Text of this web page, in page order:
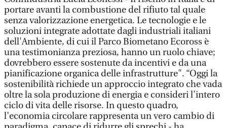
portare avanti la combustione del rifiuto tal quale
senza valorizzazione energetica. Le tecnologie e le
soluzioni integrate adottate dagli industriali italiani
dell'Ambiente, di cui il Parco Biometano Ecoross è
una testimonianza preziosa, hanno un ruolo chiave;
dovrebbero essere sostenute da incentivi e da una
pianificazione organica delle infrastrutture". “Oggi la
sostenibilità richiede un approccio integrato che vada
oltre la sola produzione di energia e consideri l’intero
ciclo di vita delle risorse. In questo quadro,
l’economia circolare rappresenta un vero cambio di